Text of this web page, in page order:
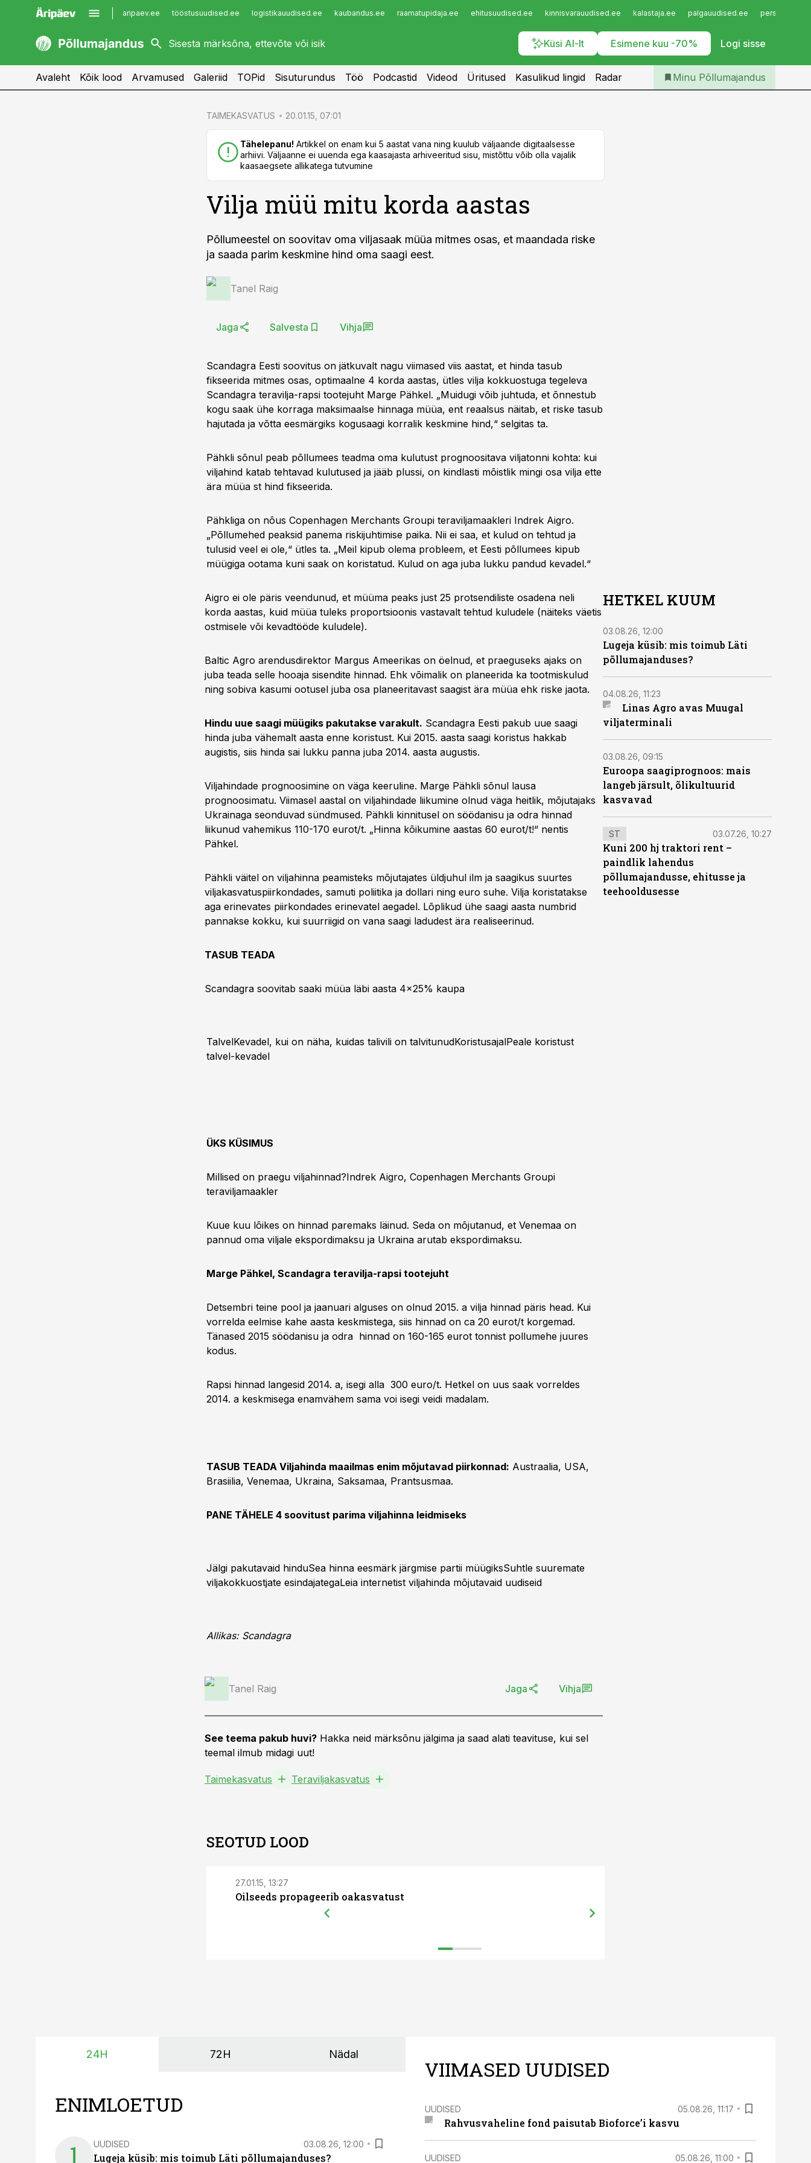
aripaev.ee tööstusuudised.ee logistikauudised.ee kaubandus.ee raamatupidaja.ee ehitusuudised.ee kinnisvarauudised.ee kalastaja.ee palgauudised.ee
Küsi AI-lt Esimene kuu -70% Logi sisse
kaubandus.ee
kinnisvarauudised.ee
imelineajalugu.ee
Infopank
Iseteenindus
Telli Põllumajandus
Avaleht Kõik lood Arvamused Galeriid TOPid Sisuturundus Töö Podcastid Videod Üritused Kasulikud lingid Radar Minu Põllumajandus
TAIMEKASVATUS 20.01.15, 07:01
Tähelepanu! Artikkel on enam kui 5 aastat vana ning kuulub väljaande digitaalsesse
arhiivi. Väljaanne ei uuenda ega kaasajasta arhiveeritud sisu, mistõttu võib olla vajalik
kaasaegsete allikatega tutvumine
Vilja müü mitu korda aastas
Põllumeestel on soovitav oma viljasaak müüa mitmes osas, et maandada riske
ja saada parim keskmine hind oma saagi eest.
Tanel Raig
Jaga Salvesta Vihja
Scandagra Eesti soovitus on jätkuvalt nagu viimased viis aastat, et hinda tasub
fikseerida mitmes osas, optimaalne 4 korda aastas, ütles vilja kokkuostuga tegeleva
Scandagra teravilja-rapsi tootejuht Marge Pähkel. „Muidugi võib juhtuda, et õnnestub
kogu saak ühe korraga maksimaalse hinnaga müüa, ent reaalsus näitab, et riske tasub
hajutada ja võtta eesmärgiks kogusaagi korralik keskmine hind,“ selgitas ta.
Pähkli sõnul peab põllumees teadma oma kulutust prognoositava viljatonni kohta: kui
viljahind katab tehtavad kulutused ja jääb plussi, on kindlasti mõistlik mingi osa vilja ette
ära müüa st hind fikseerida.
Pähkliga on nõus Copenhagen Merchants Groupi teraviljamaakleri Indrek Aigro.
„Põllumehed peaksid panema riskijuhtimise paika. Nii ei saa, et kulud on tehtud ja
tulusid veel ei ole,“ ütles ta. „Meil kipub olema probleem, et Eesti põllumees kipub
müügiga ootama kuni saak on koristatud. Kulud on aga juba lukku pandud kevadel.“
Aigro ei ole päris veendunud, et müüma peaks just 25 protsendiliste osadena neli
korda aastas, kuid müüa tuleks proportsioonis vastavalt tehtud kuludele (näiteks väetis
ostmisele või kevadtööde kuludele).
Baltic Agro arendusdirektor Margus Ameerikas on öelnud, et praeguseks ajaks on
juba teada selle hooaja sisendite hinnad. Ehk võimalik on planeerida ka tootmiskulud
ning sobiva kasumi ootusel juba osa planeeritavast saagist ära müüa ehk riske jaota.
Hindu uue saagi müügiks pakutakse varakult. Scandagra Eesti pakub uue saagi
hinda juba vähemalt aasta enne koristust. Kui 2015. aasta saagi koristus hakkab
augistis, siis hinda sai lukku panna juba 2014. aasta augustis.
Viljahindade prognoosimine on väga keeruline. Marge Pähkli sõnul lausa
prognoosimatu. Viimasel aastal on viljahindade liikumine olnud väga heitlik, mõjutajaks
Ukrainaga seonduvad sündmused. Pähkli kinnitusel on söödanisu ja odra hinnad
liikunud vahemikus 110-170 eurot/t. „Hinna kõikumine aastas 60 eurot/t!“ nentis
Pähkel.
Pähkli väitel on viljahinna peamisteks mõjutajates üldjuhul ilm ja saagikus suurtes
viljakasvatuspiirkondades, samuti poliitika ja dollari ning euro suhe. Vilja koristatakse
aga erinevates piirkondades erinevatel aegadel. Lõplikud ühe saagi aasta numbrid
pannakse kokku, kui suurriigid on vana saagi ladudest ära realiseerinud.
TASUB TEADA
Scandagra soovitab saaki müüa läbi aasta 4x25% kaupa
HETKEL KUUM
03.08.26, 12:00
Lugeja küsib: mis toimub Läti
põllumajanduses?
04.08.26, 11:23
Linas Agro avas Muugal
viljaterminali
03.08.26, 09:15
Euroopa saagiprognoos: mais
langeb järsult, õlikultuurid
kasvavad
ST 03.07.26, 10:27
Kuni 200 hj traktori rent –
paindlik lahendus
põllumajandusse, ehitusse ja
teehooldusesse
TalvelKevadel, kui on näha, kuidas talivili on talvitunudKoristusajalPeale koristust
talvel-kevadel
ÜKS KÜSIMUS
Millised on praegu viljahinnad?Indrek Aigro, Copenhagen Merchants Groupi
teraviljamaakler
Kuue kuu lõikes on hinnad paremaks läinud. Seda on mõjutanud, et Venemaa on
pannud oma viljale ekspordimaksu ja Ukraina arutab ekspordimaksu.
Marge Pähkel, Scandagra teravilja-rapsi tootejuht
Detsembri teine pool ja jaanuari alguses on olnud 2015. a vilja hinnad päris head. Kui
vorrelda eelmise kahe aasta keskmistega, siis hinnad on ca 20 eurot/t korgemad.
Tänased 2015 söödanisu ja odra hinnad on 160-165 eurot tonnist pollumehe juures
kodus.
Rapsi hinnad langesid 2014. a, isegi alla 300 euro/t. Hetkel on uus saak vorreldes
2014. a keskmisega enamvähem sama voi isegi veidi madalam.
TASUB TEADA Viljahinda maailmas enim mõjutavad piirkonnad: Austraalia, USA,
Brasiilia, Venemaa, Ukraina, Saksamaa, Prantsusmaa.
PANE TÄHELE 4 soovitust parima viljahinna leidmiseks
Jälgi pakutavaid hinduSea hinna eesmärk järgmise partii müügiksSuhtle suuremate
viljakokkuostjate esindajategaLeia internetist viljahinda mõjutavaid uudiseid
Allikas: Scandagra
Tanel Raig Jaga Vihja
See teema pakub huvi? Hakka neid märksõnu jälgima ja saad alati teavituse, kui sel
teemal ilmub midagi uut!
Taimekasvatus Teraviljakasvatus
SEOTUD LOOD
27.01.15, 13:27
Oilseeds propageerib oakasvatust
24H 72H Nädal
ENIMLOETUD
1 UUDISED 03.08.26, 12:00
Lugeja küsib: mis toimub Läti põllumajanduses?
VIIMASED UUDISED
UUDISED 05.08.26, 11:17
Rahvusvaheline fond paisutab Bioforce’i kasvu
UUDISED 05.08.26, 11:00